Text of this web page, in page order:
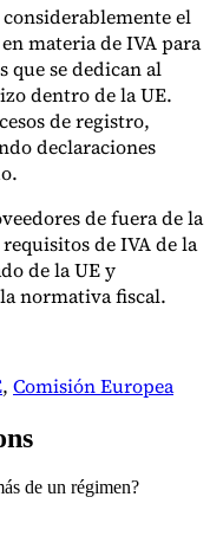
el
materia de IVA para
que se dedican al
dentro de la UE.
de registro,
declaraciones
de fuera de la
de IVA de la
de la UE y
normativa fiscal.
, Comisión Europea
de un régimen?